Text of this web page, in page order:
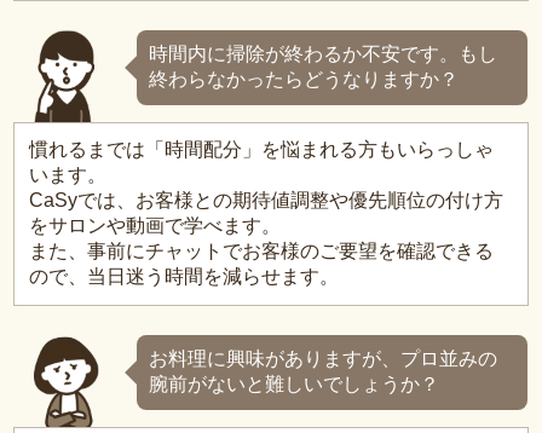
時間内に掃除が終わるか不安です。もし
終わらなかったらどうなりますか？
慣れるまでは「時間配分」を悩まれる方もいらっしゃ
います。
CaSyでは、お客様との期待値調整や優先順位の付け方
をサロンや動画で学べます。
また、事前にチャットでお客様のご要望を確認できる
ので、当日迷う時間を減らせます。
お料理に興味がありますが、プロ並みの
腕前がないと難しいでしょうか？